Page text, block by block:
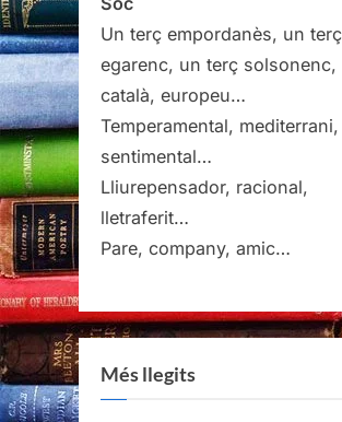
Un terç empordanès, un terç
egarenc, un terç solsonenc,
català, europeu…
Temperamental, mediterrani,
sentimental…
Lliurepensador, racional,
lletraferit…
Pare, company, amic…
Més llegits